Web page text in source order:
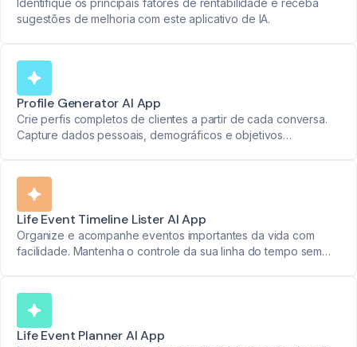
Identifique os principais fatores de rentabilidade e receba
sugestões de melhoria com este aplicativo de IA.
Profile Generator AI App
Crie perfis completos de clientes a partir de cada conversa.
Capture dados pessoais, demográficos e objetivos
Life Event Timeline Lister AI App
Organize e acompanhe eventos importantes da vida com
facilidade. Mantenha o controle da sua linha do tempo sem
Life Event Planner AI App